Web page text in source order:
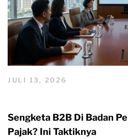
JULI 13, 2026
Sengketa B2B Di Badan
Pajak? Ini Taktiknya